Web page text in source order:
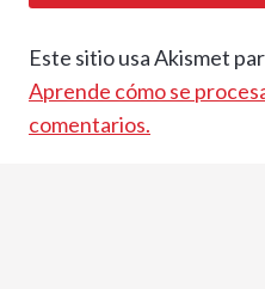
Este sitio usa Akismet
Aprende cómo se
comentarios.